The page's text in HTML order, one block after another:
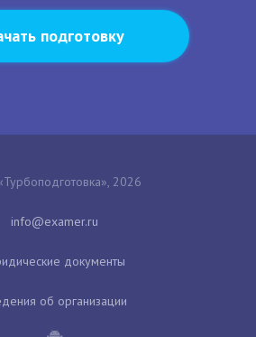
подготовку
2026
документы
об организации